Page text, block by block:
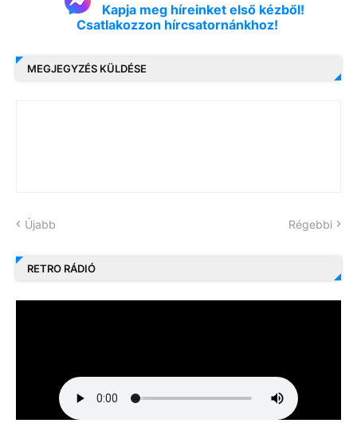
Kapja meg híreinket első kézből!
Csatlakozzon hírcsatornánkhoz!
MEGJEGYZÉS KÜLDÉSE
Újabb Régebbi
RETRO RÁDIÓ